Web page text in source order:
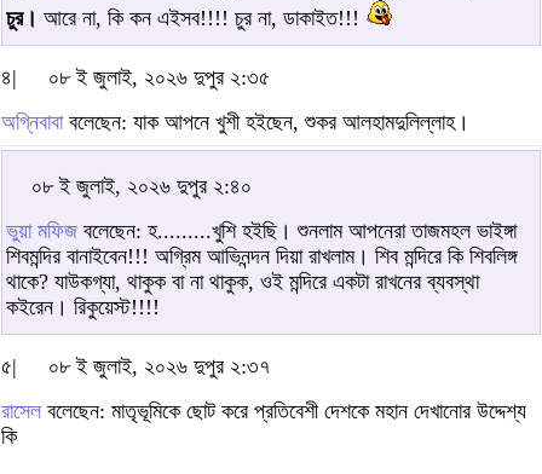
চুর। আরে না, কি কন এইসব!!!! চুর না, ডাকাইত!!!
৪|
০৮ ই জুলাই, ২০২৬ দুপুর ২:৩৫
অগ্নিবাবাবলেছেন: যাক আপনে খুশী হইছেন, শুকর আলহামদুলিল্লাহ।
০৮ ই জুলাই, ২০২৬ দুপুর ২:৪০
ভুয়া মফিজ বলেছেন: হ.........খুশি হইছি। শুনলাম আপনেরা তাজমহল ভাইঙ্গা
শিবমন্দির বানাইবেন!!! অগ্রিম আভিনন্দন দিয়া রাখলাম। শিব মন্দিরে কি শিবলিঙ্গ
থাকে? যাউকগ্যা, থাকুক বা না থাকুক, ওই মন্দিরে একটা রাখনের ব্যবস্থা
কইরেন। রিকুয়েস্ট!!!!
৫|
০৮ ই জুলাই, ২০২৬ দুপুর ২:৩৭
রাসেল বলেছেন: মাতৃভূমিকে ছোট করে প্রতিবেশী দেশকে মহান দেখানোর উদ্দেশ্য
কি